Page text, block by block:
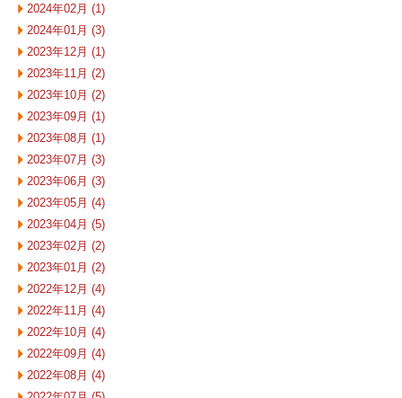
2024年02月 (1)
2024年01月 (3)
2023年12月 (1)
2023年11月 (2)
2023年10月 (2)
2023年09月 (1)
2023年08月 (1)
2023年07月 (3)
2023年06月 (3)
2023年05月 (4)
2023年04月 (5)
2023年02月 (2)
2023年01月 (2)
2022年12月 (4)
2022年11月 (4)
2022年10月 (4)
2022年09月 (4)
2022年08月 (4)